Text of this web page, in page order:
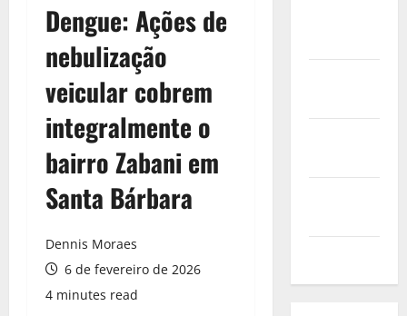
Dengue: Ações de
nebulização
veicular cobrem
integralmente o
bairro Zabani em
Santa Bárbara
Dennis Moraes
6 de fevereiro de 2026
4 minutes read